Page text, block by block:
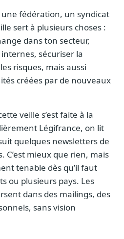
RGPDfédération, un syndicat
sert à plusieurs choses :
dans ton secteur,
sécuriser la
risques, mais aussi
créées par de nouveaux
veille s’est faite à la
Légifrance, on lit
quelques newsletters de
C’est mieux que rien, mais
tenable dès qu’il faut
ou plusieurs pays. Les
dans des mailings, des
sans vision